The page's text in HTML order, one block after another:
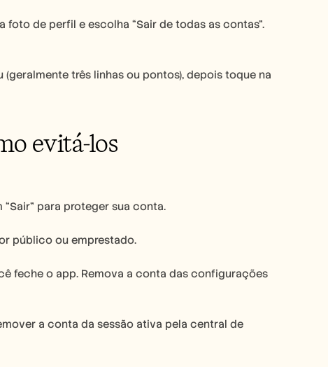
de perfil e escolha “Sair de todas as contas”.
três linhas ou pontos), depois toque na
evitá-los
para proteger sua conta.
público ou emprestado.
feche o app. Remova a conta das configurações
a conta da sessão ativa pela central de